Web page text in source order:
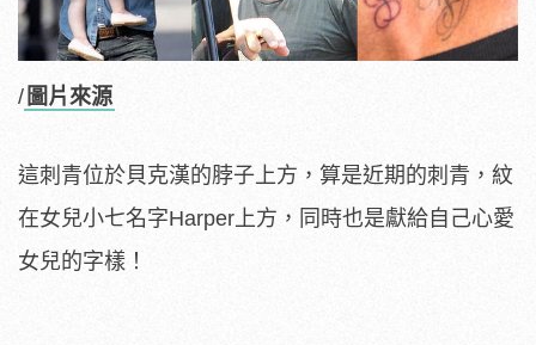
/ 圖片來源
這刺青位於貝克漢的脖子上方，算是近期的刺青，紋
在女兒小七名字Harper上方，同時也是獻給自己心愛
女兒的字樣！